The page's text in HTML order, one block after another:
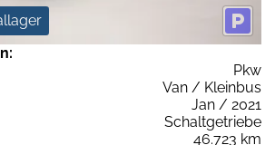
Pkw
Van / Kleinbus
Jan / 2021
Schaltgetriebe
46.723 km